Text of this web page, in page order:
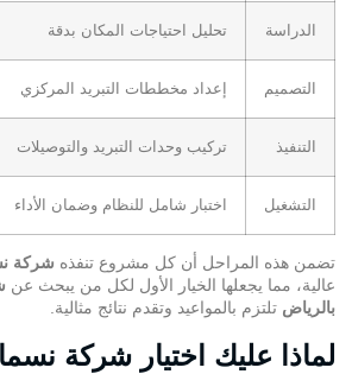
الدراسة تحليل احتياجات المكان بدقة
التصميم إعداد مخططات التبريد المركزي
التنفيذ تركيب وحدات التبريد والتوصيلات
التشغيل اختبار شامل للنظام وضمان الأداء
تضمن هذه المراحل أن كل مشروع تنفذه شركة
عالية، مما يجعلها الخيار الأول لكل من يبحث عن
بالرياض تلتزم بالمواعيد وتقدم نتائج مثالية.
لماذا عليك اختيار شركة